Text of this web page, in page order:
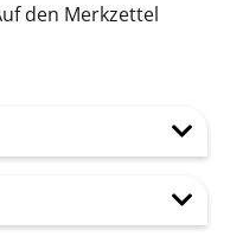
den Merkzettel